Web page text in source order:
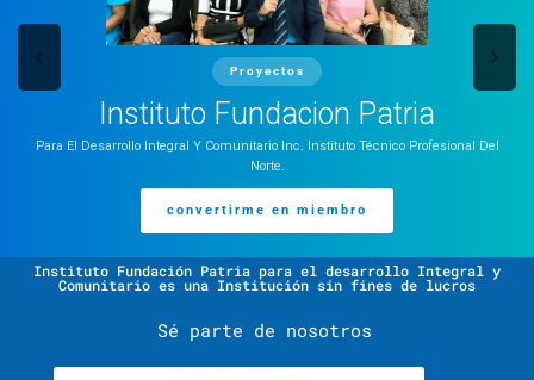
Proyectos
Instituto Fundacion Patria
Para El Desarrollo Integral Y Comunitario Inc. Instituto Técnico Profesional Del
Norte.
convertirme en miembro
Instituto Fundación Patria para el desarrollo Integral y
Comunitario es una Institución sin fines de lucros
Sé parte de nosotros